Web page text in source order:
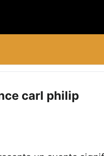
carl philip